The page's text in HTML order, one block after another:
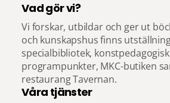
Vad gör vi?
Vi forskar, utbildar och ger ut
och kunskapshus finns
specialbibliotek,
programpunkter, MKC-butiken
restaurang Tavernan.
Våra tjänster